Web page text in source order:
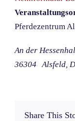
Pferdezentrum
An der
36304
Alsfeld,
Share This